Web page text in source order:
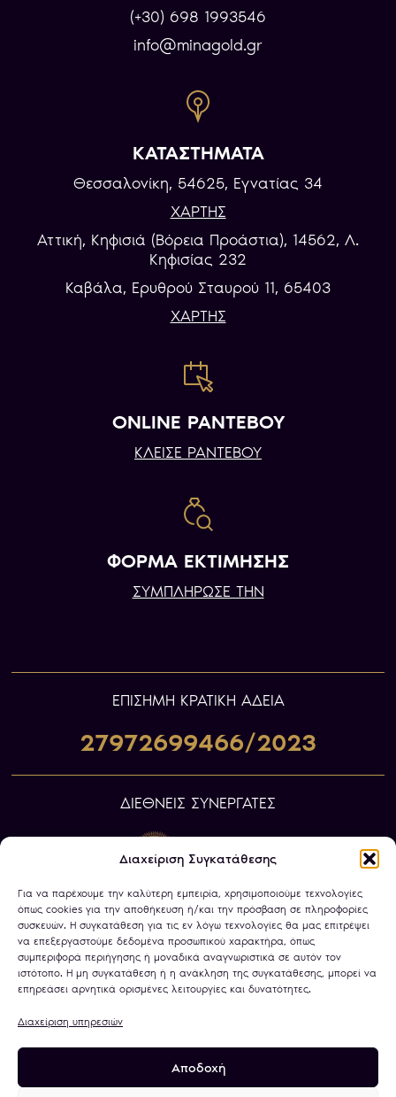
Διαχείριση Συγκατάθεσης
Για να παρέχουμε την καλύτερη εμπειρία, χρησιμοποιούμε τεχνολογίες
όπως cookies για την αποθήκευση ή/και την πρόσβαση σε πληροφορίες
συσκευών. Η συγκατάθεση για τις εν λόγω τεχνολογίες θα μας επιτρέψει
να επεξεργαστούμε δεδομένα προσωπικού χαρακτήρα, όπως
συμπεριφορά περιήγησης ή μοναδικά αναγνωριστικά σε αυτόν τον
ιστότοπο. Η μη συγκατάθεση ή η ανάκληση της συγκατάθεσης, μπορεί να
επηρεάσει αρνητικά ορισμένες λειτουργίες και δυνατότητες.
Διαχείριση υπηρεσιών
Αποδοχή
(+30) 698 1993546
info@minagold.gr
ΚΑΤΑΣΤΗΜΑΤΑ
Θεσσαλονίκη, 54625, Εγνατίας 34
ΧΑΡΤΗΣ
Αττική, Κηφισιά (Βόρεια Προάστια), 14562, Λ.
Κηφισίας 232
Καβάλα, Eρυθρού Σταυρού 11, 65403
ΧΑΡΤΗΣ
ONLINE ΡΑΝΤΕΒΟΥ
ΚΛΕΙΣΕ ΡΑΝΤΕΒΟΥ
ΦΟΡΜΑ ΕΚΤΙΜΗΣΗΣ
ΣΥΜΠΛΗΡΩΣΕ ΤΗΝ
ΕΠIΣΗΜΗ ΚΡΑΤΙΚΗ ΑΔΕΙΑ
27972699466/2023
ΔΙΕΘΝΕΙΣ ΣΥΝΕΡΓΑΤΕΣ
Πολιτική Απορρήτου
Όροι Χρήσης
Χρήση Cookies
Τραπεζικοί Λογαριασμοί